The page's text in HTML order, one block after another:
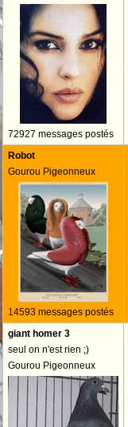
72927 messages postés
Robot
Gourou Pigeonneux
14593 messages postés
giant homer 3
seul on n'est rien ;)
Gourou Pigeonneux